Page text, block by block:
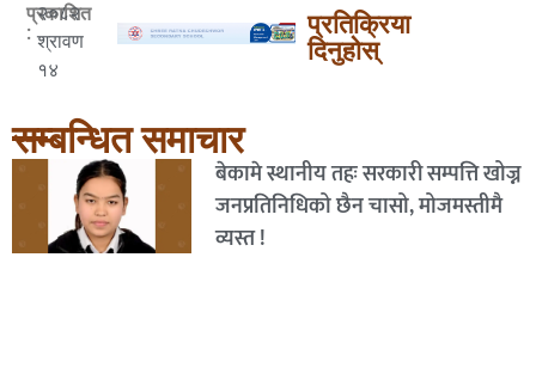
प्रकाशित
:
२०८२
श्रावण
१४
प्रतिक्रिया
दिनुहोस्
सम्बन्धित समाचार
बेकामे स्थानीय तहः सरकारी सम्पत्ति खोज्न
जनप्रतिनिधिको छैन चासो, मोजमस्तीमै
व्यस्त !